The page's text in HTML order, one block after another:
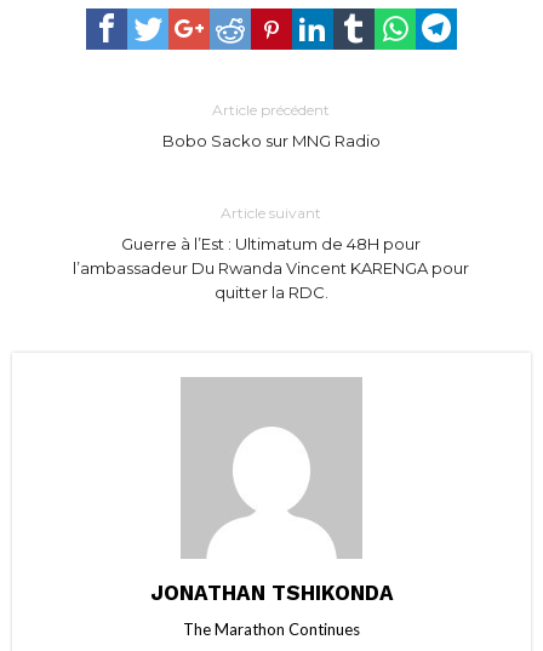
Article précédent
Bobo Sacko sur MNG Radio
Article suivant
Guerre à l’Est : Ultimatum de 48H pour
l’ambassadeur Du Rwanda Vincent KARENGA pour
quitter la RDC.
JONATHAN TSHIKONDA
The Marathon Continues